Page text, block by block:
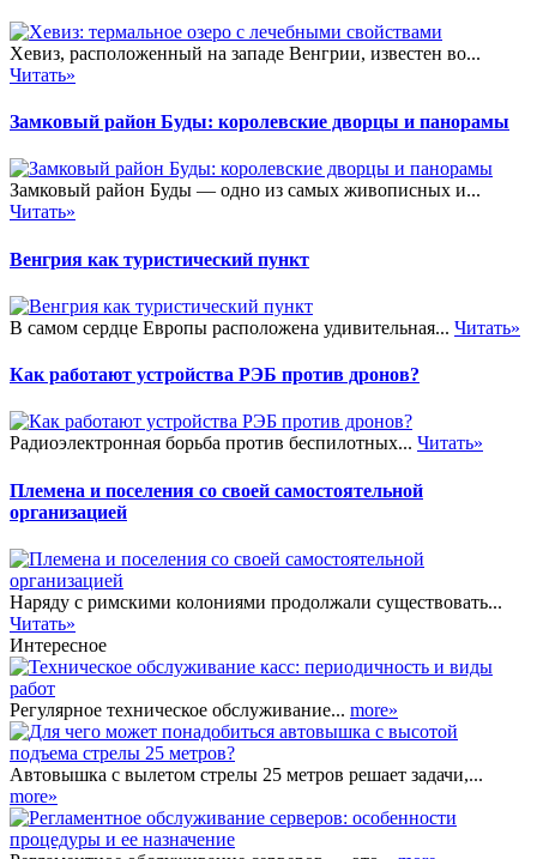
Хевиз, расположенный на западе Венгрии, известен во...
Читать»
Замковый район Буды: королевские дворцы и панорамы
Замковый район Буды — одно из самых живописных и...
Читать»
Венгрия как туристический пункт
В самом сердце Европы расположена удивительная... Читать»
Как работают устройства РЭБ против дронов?
Радиоэлектронная борьба против беспилотных... Читать»
Племена и поселения со своей самостоятельной
организацией
Наряду с римскими колониями продолжали существовать...
Читать»
Интересное
Регулярное техническое обслуживание... more»
Автовышка с вылетом стрелы 25 метров решает задачи,...
more»